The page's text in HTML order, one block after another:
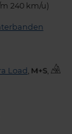
240 km/u)
Load , ,